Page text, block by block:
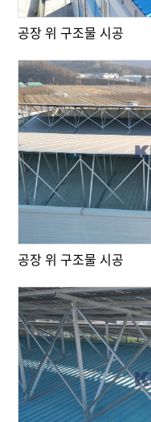
공장 위 구조물 시공
공장 위 구조물 시공